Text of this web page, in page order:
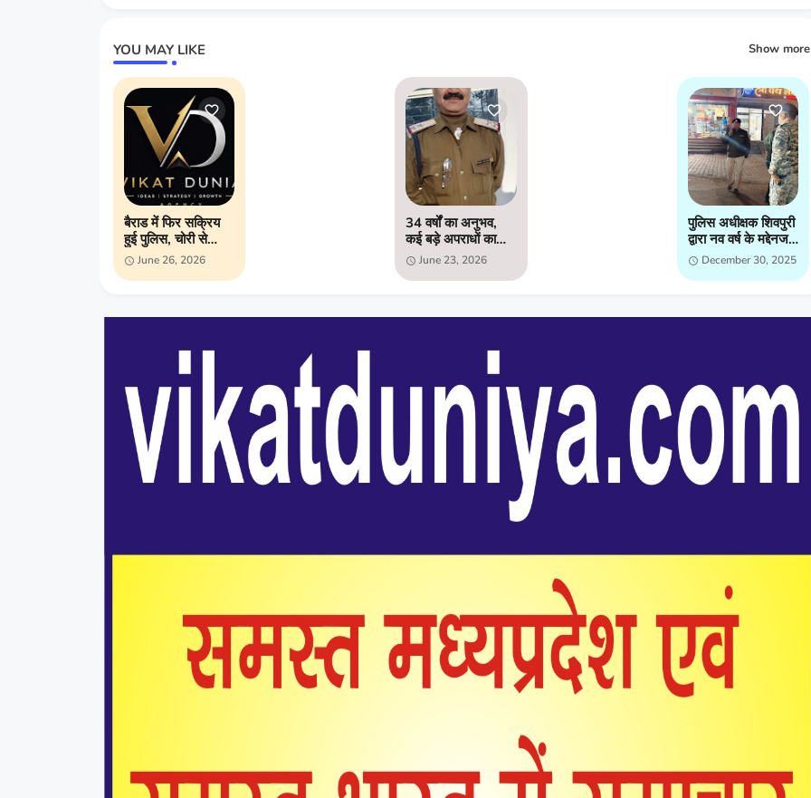
YOU MAY LIKE Show more
बैराड में फिर सक्रिय
हुई पुलिस, चोरी से
लेकर अवैध शराब तक
ताबड़तोड़ कार्रवाई;
June 26, 2026
34 वर्षों का अनुभव,
कई बड़े अपराधों का
खुलासा; अब हिम्मतपुर
चौकी की कमान संभाल
June 23, 2026
पुलिस अधीक्षक शिवपुरी
द्वारा नव वर्ष के मद्देनजर
मय फोर्स के शहर मे
भ्रमण कर कानून
December 30, 2025